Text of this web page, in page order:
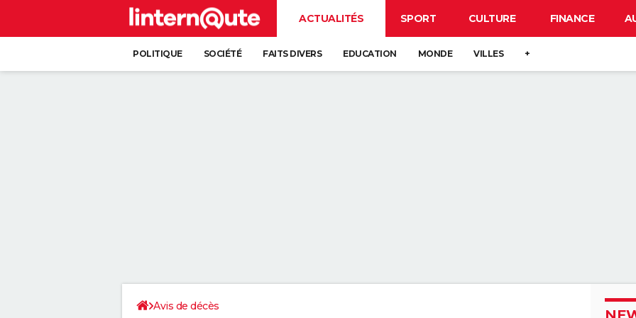
ACTUALITÉS SPORT CULTURE FINANCE
POLITIQUE SOCIÉTÉ FAITS DIVERS EDUCATION MONDE VILLES +
Avis de décès